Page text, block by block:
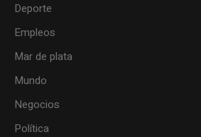
Deporte
Empleos
Mar de plata
Mundo
Negocios
Política